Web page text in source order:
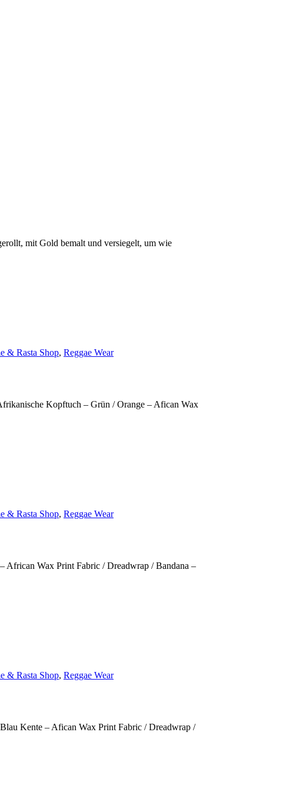
mit Gold bemalt und versiegelt, um wie
& Rasta Shop, Reggae Wear
Kopftuch – Grün / Orange – Afican Wax
& Rasta Shop, Reggae Wear
Wax Print Fabric / Dreadwrap / Bandana –
& Rasta Shop, Reggae Wear
Kente – Afican Wax Print Fabric / Dreadwrap /